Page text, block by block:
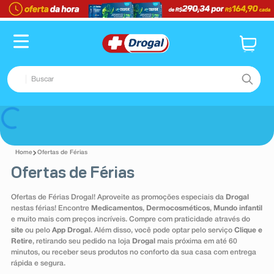
Buscar
Ofertas de Férias
Ofertas de Férias
Ofertas de Férias Drogal! Aproveite as promoções especiais da Drogal
nestas férias! Encontre Medicamentos, Dermocosméticos, Mundo infantil
e muito mais com preços incríveis. Compre com praticidade através do
siteou pelo App Drogal . Além disso, você pode optar pelo serviço Clique e
Retire, retirando seu pedido na loja Drogal mais próxima em até 60
minutos, ou receber seus produtos no conforto da sua casa com entrega
rápida e segura.
TERMOS MAIS BUSCADOS
1º fralda
2º pampers confort sec max
3
4º
5
6º minoxidil
7º desodorante
8º teste gravidez
9º esmalte
10ºabsorvente
pampers confort sec max
3 º dipirona
4º lenço umedecido
5º tadalafila
6º minoxidil
7º desodorante